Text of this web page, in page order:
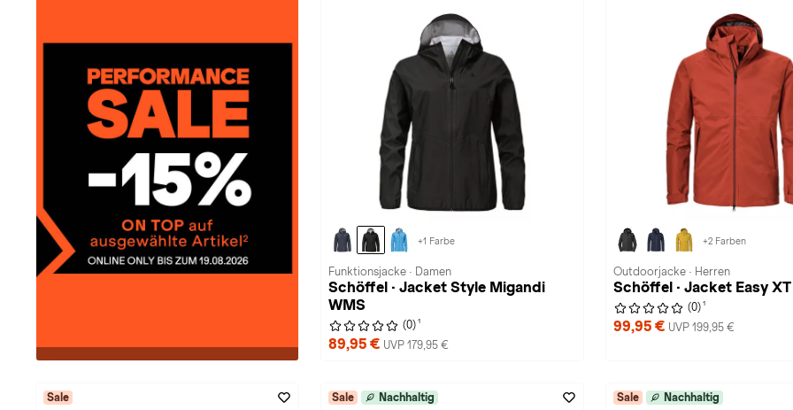
+1 Farbe
Funktionsjacke · Damen
Schöffel · Jacket Style Migandi
WMS
(0) 1
89,95 € UVP 179,95 €
+2 Farben
Outdoorjacke · Herren
Schöffel · Jacket Easy
(0) 1
99,95 € UVP 199,95 €
Sale Sale Nachhaltig Sale Nachhaltig